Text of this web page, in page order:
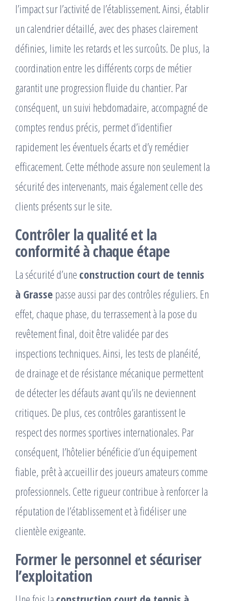
l’impact sur l’activité de l’établissement. Ainsi, établir
un calendrier détaillé, avec des phases clairement
définies, limite les retards et les surcoûts. De plus, la
coordination entre les différents corps de métier
garantit une progression fluide du chantier. Par
conséquent, un suivi hebdomadaire, accompagné de
comptes rendus précis, permet d’identifier
rapidement les éventuels écarts et d’y remédier
efficacement. Cette méthode assure non seulement la
sécurité des intervenants, mais également celle des
clients présents sur le site.
Contrôler la qualité et la
conformité à chaque étape
La sécurité d’une construction court de tennis
à Grasse passe aussi par des contrôles réguliers. En
effet, chaque phase, du terrassement à la pose du
revêtement final, doit être validée par des
inspections techniques. Ainsi, les tests de planéité,
de drainage et de résistance mécanique permettent
de détecter les défauts avant qu’ils ne deviennent
critiques. De plus, ces contrôles garantissent le
respect des normes sportives internationales. Par
conséquent, l’hôtelier bénéficie d’un équipement
fiable, prêt à accueillir des joueurs amateurs comme
professionnels. Cette rigueur contribue à renforcer la
réputation de l’établissement et à fidéliser une
clientèle exigeante.
Former le personnel et sécuriser
l’exploitation